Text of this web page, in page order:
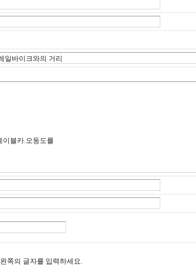
왼쪽의 글자를 입력하세요.